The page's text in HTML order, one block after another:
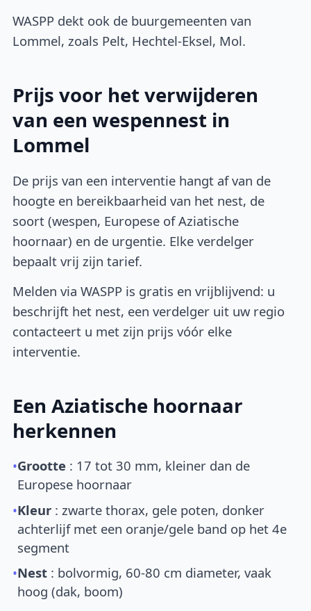
WASPP dekt ook de buurgemeenten van
Lommel, zoals Pelt, Hechtel-Eksel, Mol.
Prijs voor het verwijderen
van een wespennest in
Lommel
De prijs van een interventie hangt af van de
hoogte en bereikbaarheid van het nest, de
soort (wespen, Europese of Aziatische
hoornaar) en de urgentie. Elke verdelger
bepaalt vrij zijn tarief.
Melden via WASPP is gratis en vrijblijvend: u
beschrijft het nest, een verdelger uit uw regio
contacteert u met zijn prijs vóór elke
interventie.
Een Aziatische hoornaar
herkennen
•Grootte : 17 tot 30 mm, kleiner dan de
Europese hoornaar
•Kleur : zwarte thorax, gele poten, donker
achterlijf met een oranje/gele band op het 4e
segment
•Nest : bolvormig, 60-80 cm diameter, vaak
hoog (dak, boom)